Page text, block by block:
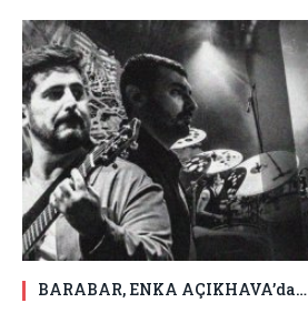
BARABAR, ENKA AÇIKHAVA’da…